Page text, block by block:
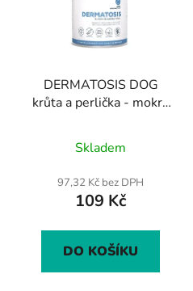
DERMATOSIS DOG
krůta a perlička - mokré
Skladem
97,32 Kč bez DPH
109 Kč
DO KOŠÍKU